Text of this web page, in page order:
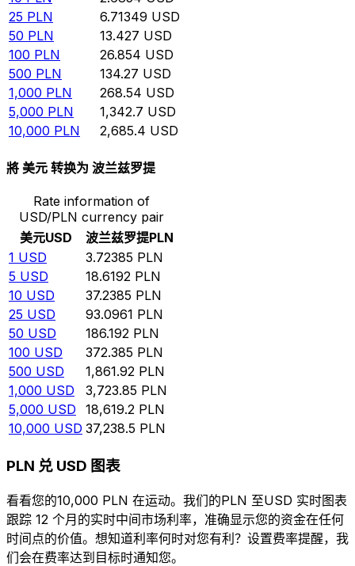
25 PLN 6.71349 USD
50 PLN 13.427 USD
100 PLN 26.854 USD
500 PLN 134.27 USD
1,000 PLN 268.54 USD
5,000 PLN 1,342.7 USD
10,000 PLN 2,685.4 USD
將 美元 转换为 波兰兹罗提
Rate information of
USD/PLN currency pair
美元USD 波兰兹罗提PLN
1 USD 3.72385 PLN
5 USD 18.6192 PLN
10 USD 37.2385 PLN
25 USD 93.0961 PLN
50 USD 186.192 PLN
100 USD 372.385 PLN
500 USD 1,861.92 PLN
1,000 USD 3,723.85 PLN
5,000 USD 18,619.2 PLN
10,000 USD 37,238.5 PLN
PLN 兑 USD 图表
看看您的10,000 PLN 在运动。我们的PLN 至USD 实时图表
跟踪 12 个月的实时中间市场利率，准确显示您的资金在任何
时间点的价值。想知道利率何时对您有利？设置费率提醒，我
们会在费率达到目标时通知您。